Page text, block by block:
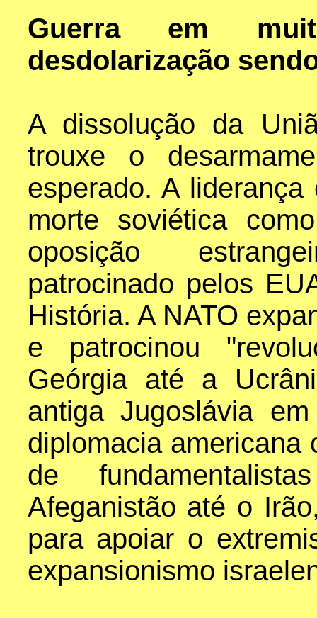
Guerra em
desdolarização
A dissolução da
trouxe o
esperado. A
morte soviética
oposição
patrocinado pelos
História. A NATO
e patrocinou
Geórgia até a
antiga Jugoslávia
diplomacia americana
de
Afeganistão até o
para apoiar o
expansionismo